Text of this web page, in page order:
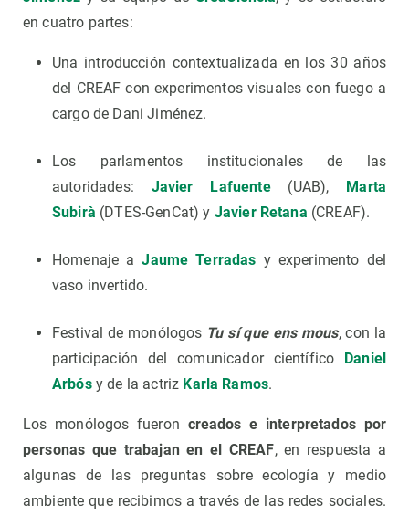
en cuatro partes:
Una introducción contextualizada en los 30 años
del CREAF con experimentos visuales con fuego a
cargo de Dani Jiménez.
Los parlamentos institucionales de las
autoridades: Javier Lafuente(UAB), Marta
Subirà (DTES-GenCat) y Javier Retana (CREAF).
Homenaje aJaume Terradas y experimento del
vaso invertido.
Festival de monólogos Tu sí que ens mous, con la
participación del comunicador científico Daniel
Arbósy de la actriz Karla Ramos.
Los monólogos fueron creados e interpretados por
personas que trabajan en el CREAF, en respuesta a
algunas de las preguntas sobre ecología y medio
ambiente que recibimos a través de las redes sociales.